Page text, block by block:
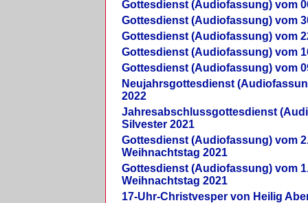
Gottesdienst (Audiofassung) vom
Gottesdienst (Audiofassung) vom
Gottesdienst (Audiofassung) vom
Gottesdienst (Audiofassung) vom
Gottesdienst (Audiofassung) vom
Neujahrsgottesdienst
2022
Jahresabschlussgottesdienst
Silvester 2021
Gottesdienst (Audiofassung) vom
Weihnachtstag 2021
Gottesdienst (Audiofassung) vom
Weihnachtstag 2021
17-Uhr-Christvesper von Heilig